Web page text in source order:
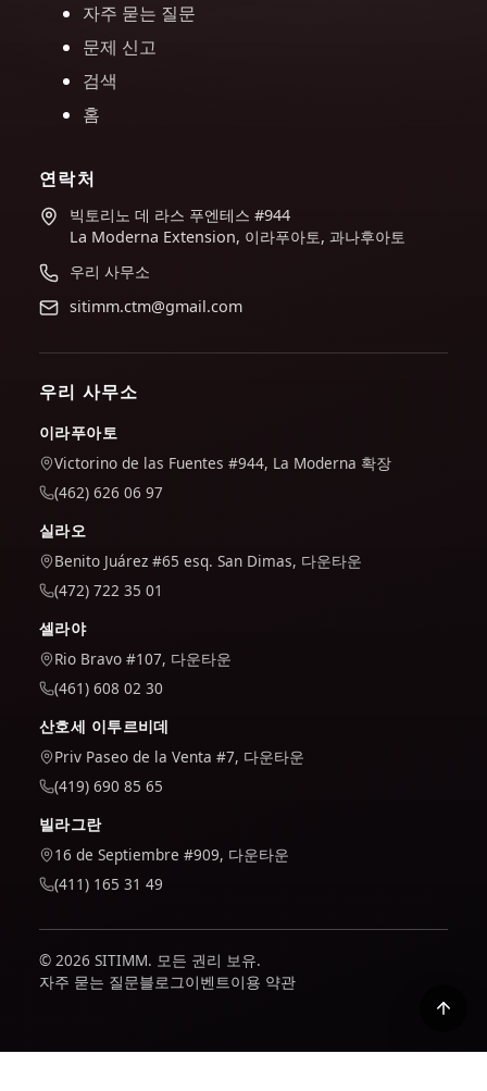
자주 묻는 질문
문제 신고
검색
홈
연락처
빅토리노 데 라스 푸엔테스 #944
La Moderna Extension, 이라푸아토, 과나후아토
우리 사무소
sitimm.ctm@gmail.com
우리 사무소
이라푸아토
Victorino de las Fuentes #944, La Moderna 확장
(462) 626 06 97
실라오
Benito Juárez #65 esq. San Dimas, 다운타운
(472) 722 35 01
셀라야
Rio Bravo #107, 다운타운
(461) 608 02 30
산호세 이투르비데
Priv Paseo de la Venta #7, 다운타운
(419) 690 85 65
빌라그란
16 de Septiembre #909, 다운타운
(411) 165 31 49
© 2026 SITIMM. 모든 권리 보유.
자주 묻는 질문블로그이벤트이용 약관